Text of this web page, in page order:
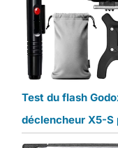
Test du flash
déclencheur X5-S